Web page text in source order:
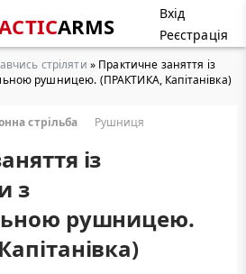
ARMS
Вхід
Реєстрація
стріляти » Практичне заняття із
рушницею. (ПРАКТИКА, Капітанівка)
стрільба Рушниця
із
з
рушницею.